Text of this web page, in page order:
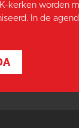
kerken worden
In de